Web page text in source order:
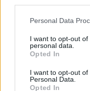
Please note that this
not limited to your visit
grant or deny consent
use your data for
consent section.
Personal Data
I want to opt-out
personal data.
Opted In
I want to opt-out
Personal Data.
Opted In